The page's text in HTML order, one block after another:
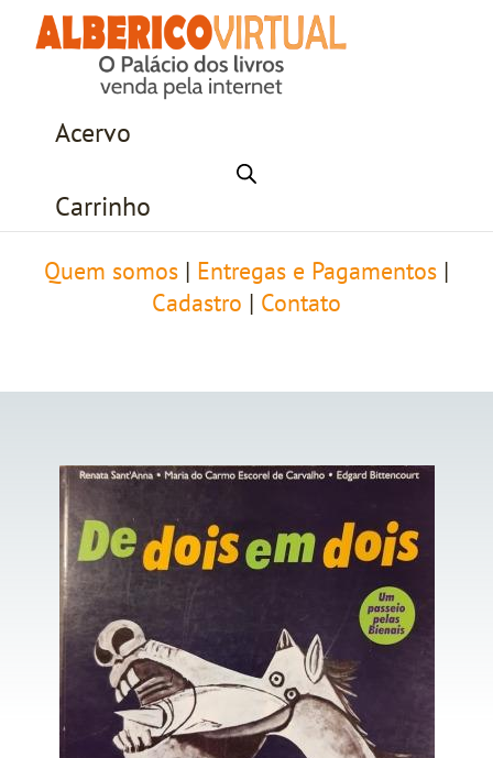
Acervo
Carrinho
Quem somos Entregas e Pagamentos
Cadastro
Contato